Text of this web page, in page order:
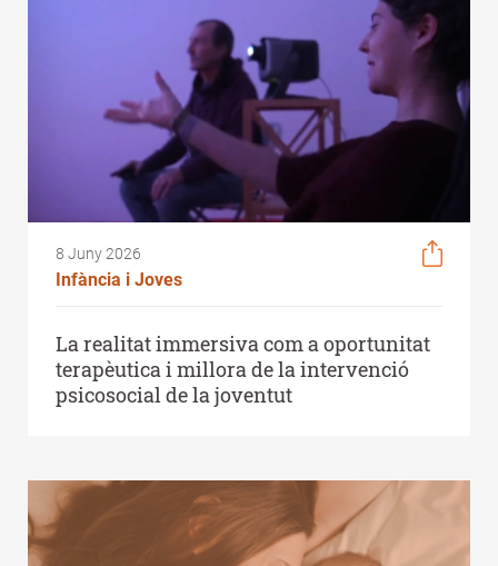
8 Juny 2026
Infància i Joves
La realitat immersiva com a oportunitat
terapèutica i millora de la intervenció
psicosocial de la joventut